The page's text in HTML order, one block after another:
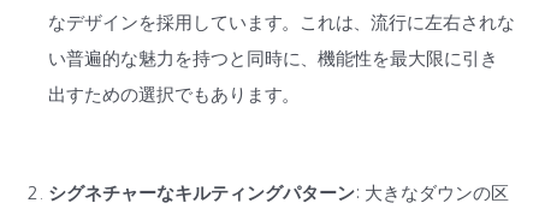
なデザインを採用しています。これは、流行に左右されな
い普遍的な魅力を持つと同時に、機能性を最大限に引き
出すための選択でもあります。
シグネチャーなキルティングパターン: 大きなダウンの区